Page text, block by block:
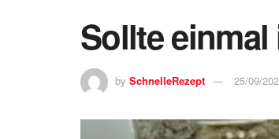
Sollte
by SchnelleRezept 25/09/